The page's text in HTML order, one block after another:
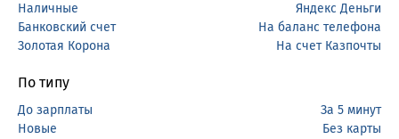
Наличные
Банковский счет
Золотая Корона
Яндекс Деньги
На баланс телефона
На счет Казпочты
По типу
До зарплаты
Новые
За 5 минут
Без карты